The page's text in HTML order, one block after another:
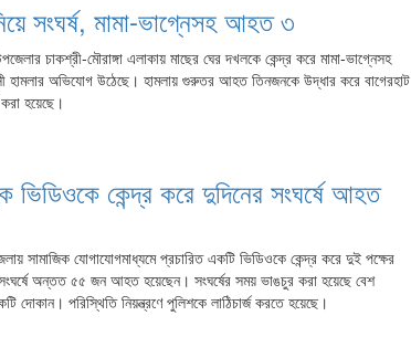
সংঘর্ষ, মামা-ভাগ্নেসহ আহত ৩
চাকশ্রী-মৌরাঙ্গা এলাকায় মাছের ঘের দখলকে কেন্দ্র করে মামা-ভাগ্নেসহ
হামলার অভিযোগ উঠেছে। হামলায় গুরুতর আহত তিনজনকে উদ্ধার করে বাগেরহাট
হয়েছে।
ভিডিওকে কেন্দ্র করে দুদিনের সংঘর্ষে আহত
সামাজিক যোগাযোগমাধ্যমে প্রচারিত একটি ভিডিওকে কেন্দ্র করে দুই পক্ষের
অন্তত ৫৫ জন আহত হয়েছেন। সংঘর্ষের সময় ভাঙচুর করা হয়েছে বেশ
দোকান। পরিস্থিতি নিয়ন্ত্রণে পুলিশকে লাঠিচার্জ করতে হয়েছে।